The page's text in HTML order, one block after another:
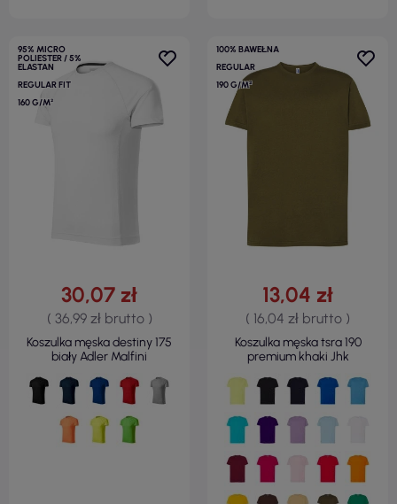
95% MICRO
POLIESTER / 5%
ELASTAN
REGULAR FIT
160 G/M²
30,07 zł
( 36,99 zł brutto )
Koszulka męska destiny 175
biały Adler Malfini
100% BAWEŁNA
REGULAR
190 G/M²
13,04 zł
( 16,04 zł brutto )
Koszulka męska tsra 190
premium khaki Jhk